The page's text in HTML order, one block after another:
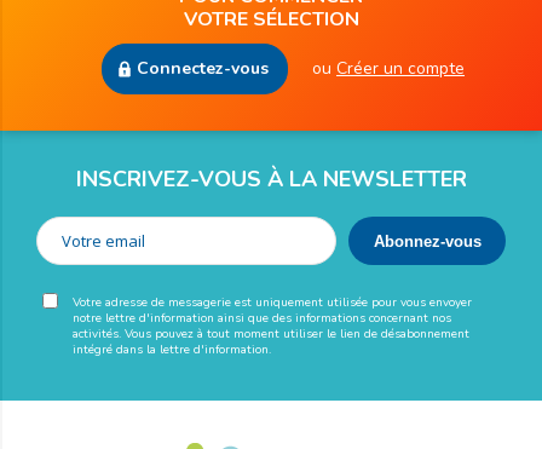
VOTRE SÉLECTION
Connectez-vous ou Créer un compte
INSCRIVEZ-VOUS À LA NEWSLETTER
Votre adresse de messagerie est uniquement utilisée pour vous envoyer
notre lettre d'information ainsi que des informations concernant nos
activités. Vous pouvez à tout moment utiliser le lien de désabonnement
intégré dans la lettre d'information.